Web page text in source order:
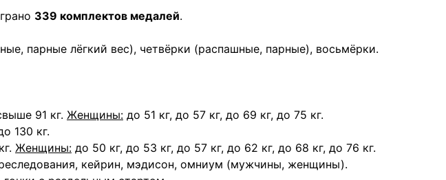
339 комплектов медалей.
парные лёгкий вес), четвёрки (распашные, парные), восьмёрки.
91 кг. Женщины: до 51 кг, до 57 кг, до 69 кг, до 75 кг.
130 кг.
Женщины: до 50 кг, до 53 кг, до 57 кг, до 62 кг, до 68 кг, до 76 кг.
кейрин, мэдисон, омниум (мужчины, женщины).